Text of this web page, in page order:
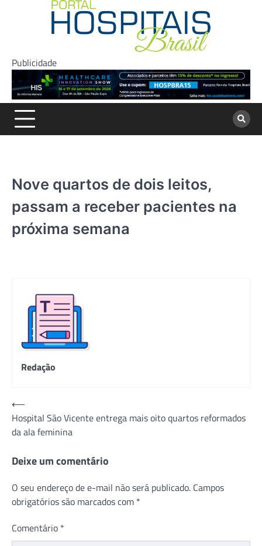
Publicidade
Nove quartos de dois leitos,
passam a receber pacientes na
próxima semana
Redação
Navegação
de
Post
⟵
Hospital São Vicente entrega mais oito quartos reformados
da ala feminina
Deixe um comentário
O seu endereço de e-mail não será publicado. Campos
obrigatórios são marcados com *
Comentário *